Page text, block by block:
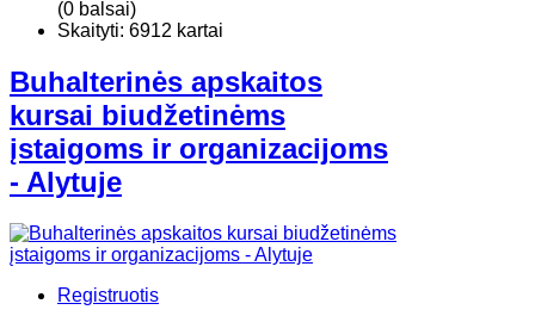
(0 balsai)
Skaityti: 6912 kartai
Buhalterinės apskaitos
kursai biudžetinėms
įstaigoms ir organizacijoms
- Alytuje
Registruotis